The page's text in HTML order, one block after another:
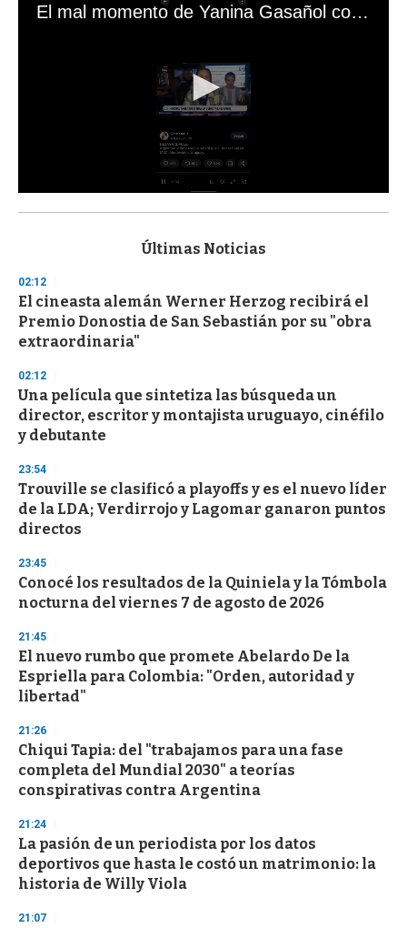
El mal momento de Yanina Gasañol con un hincha argentino en "Subrayado"
s
d
s
o
f
3
s
e
c
o
n
d
Últimas Noticias
02:12
El cineasta alemán Werner Herzog recibirá el
Premio Donostia de San Sebastián por su "obra
extraordinaria"
02:12
Una película que sintetiza las búsqueda un
director, escritor y montajista uruguayo, cinéfilo
y debutante
23:54
Trouville se clasificó a playoffs y es el nuevo líder
de la LDA; Verdirrojo y Lagomar ganaron puntos
directos
23:45
Conocé los resultados de la Quiniela y la Tómbola
nocturna del viernes 7 de agosto de 2026
21:45
El nuevo rumbo que promete Abelardo De la
Espriella para Colombia: "Orden, autoridad y
libertad"
21:26
Chiqui Tapia: del "trabajamos para una fase
completa del Mundial 2030" a teorías
conspirativas contra Argentina
21:24
La pasión de un periodista por los datos
deportivos que hasta le costó un matrimonio: la
historia de Willy Viola
21:07